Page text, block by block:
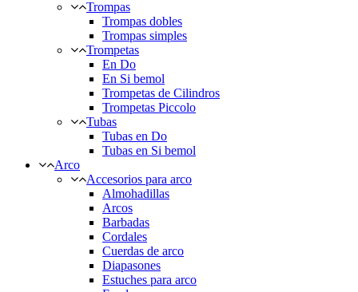
Trompas
Trompas dobles
Trompas simples
Trompetas
En Do
En Si bemol
Trompetas de Cilindros
Trompetas Piccolo
Tubas
Tubas en Do
Tubas en Si bemol
Arco
Accesorios para arco
Almohadillas
Arcos
Barbadas
Cordales
Cuerdas de arco
Diapasones
Estuches para arco